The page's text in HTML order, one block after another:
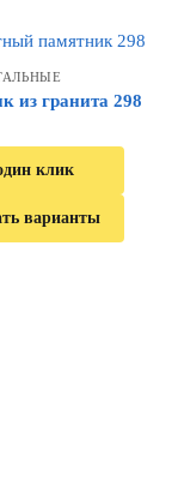
из гранита 298
клик
варианты